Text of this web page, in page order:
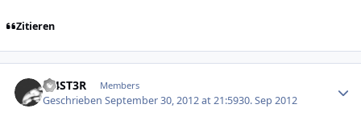
Zitieren
M4ST3R Members
GeschriebenSeptember 30, 2012 at 21:5930. Sep 2012